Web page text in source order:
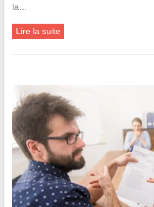
la…
Lire la suite